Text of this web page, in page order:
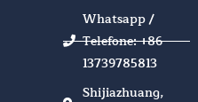
Whatsapp /
Telefone: +86
13739785813
Shijiazhuang,